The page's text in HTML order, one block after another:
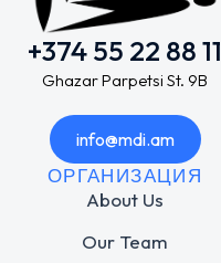
+374 55 22 88 11
Ghazar Parpetsi St. 9B
info@mdi.am
ОРГАНИЗАЦИЯ
About Us
Our Team